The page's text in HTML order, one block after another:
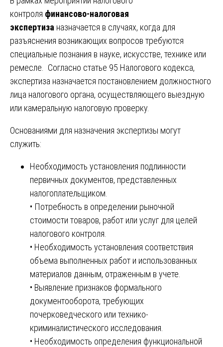
контроля финансово-налоговая
экспертиза назначается в случаях, когда для
разъяснения возникающих вопросов требуются
специальные познания в науке, искусстве, технике или
ремесле. Согласно статье 95 Налогового кодекса,
экспертиза назначается постановлением должностного
лица налогового органа, осуществляющего выездную
или камеральную налоговую проверку.
Основаниями для назначения экспертизы могут
служить:
Необходимость установления подлинности
первичных документов, представленных
налогоплательщиком.
• Потребность в определении рыночной
стоимости товаров, работ или услуг для целей
налогового контроля.
• Необходимость установления соответствия
объема выполненных работ и использованных
материалов данным, отраженным в учете.
• Выявление признаков формального
документооборота, требующих
почерковедческого или технико-
криминалистического исследования.
• Необходимость определения функциональной